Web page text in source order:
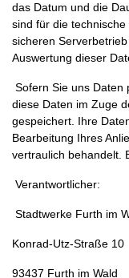
das Datum und die
sind für die
sicheren
Auswertung dieser
Sofern Sie uns Daten
diese Daten im Zuge
gespeichert. Ihre
Bearbeitung Ihres
vertraulich behandelt.
Verantwortlicher:
Stadtwerke Furth im
Konrad-Utz-Straße 10
93437 Furth im Wald